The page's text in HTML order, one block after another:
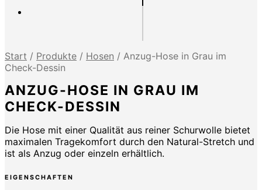
Start / Produkte / Hosen / Anzug-Hose in Grau im
Check-Dessin
ANZUG-HOSE IN GRAU IM
CHECK-DESSIN
Die Hose mit einer Qualität aus reiner Schurwolle bietet
maximalen Tragekomfort durch den Natural-Stretch und
ist als Anzug oder einzeln erhältlich.
EIGENSCHAFTEN